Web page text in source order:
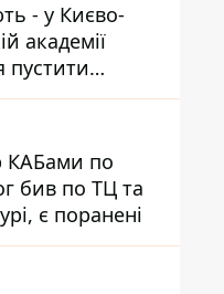
- у Києво-
академії
пустити
пам'яток
КАБами по
бив по ТЦ та
є поранені